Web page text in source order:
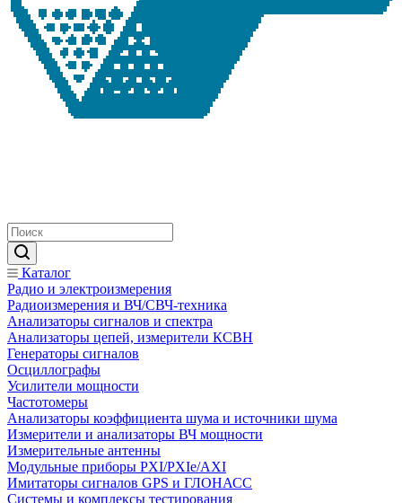
Каталог
Радио и электроизмерения
Радиоизмерения и ВЧ/СВЧ-техника
Анализаторы сигналов и спектра
Анализаторы цепей, измерители КСВН
Генераторы сигналов
Осциллографы
Усилители мощности
Частотомеры
Анализаторы коэффициента шума и источники шума
Измерители и анализаторы ВЧ мощности
Измерительные антенны
Модульные приборы PXI/PXIe/AXI
Имитаторы сигналов GPS и ГЛОНАСС
Системы и комплексы тестирования